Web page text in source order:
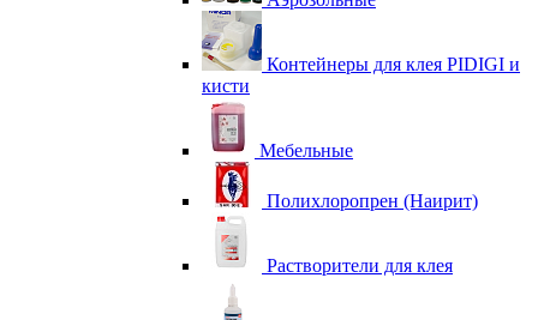
Контейнеры для клея PIDIGI и
кисти
Мебельные
Полихлоропрен (Наирит)
Растворители для клея